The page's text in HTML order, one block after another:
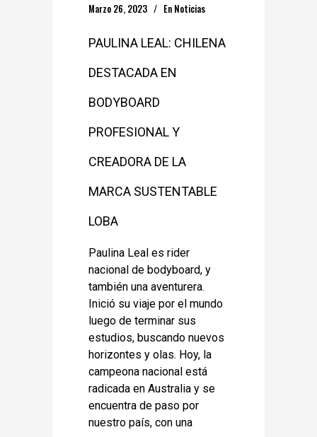
Marzo 26, 2023 En Noticias
PAULINA LEAL: CHILENA
DESTACADA EN
BODYBOARD
PROFESIONAL Y
CREADORA DE LA
MARCA SUSTENTABLE
LOBA
Paulina Leal es rider
nacional de bodyboard, y
también una aventurera.
Inició su viaje por el mundo
luego de terminar sus
estudios, buscando nuevos
horizontes y olas. Hoy, la
campeona nacional está
radicada en Australia y se
encuentra de paso por
nuestro país, con una